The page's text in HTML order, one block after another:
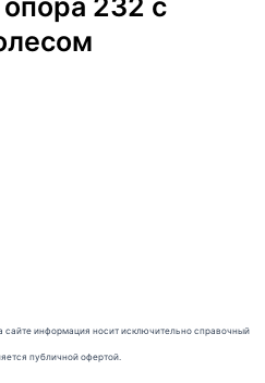
232 с
информация носит исключительно справочный
публичной офертой.